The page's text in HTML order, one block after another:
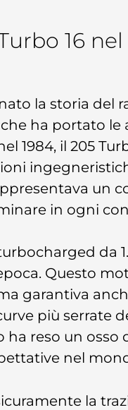
16
la storia del
ha portato le
1984, il 205
un
in ogni
da
Questo
garantiva
più serrate
ha reso un osso
nel
la